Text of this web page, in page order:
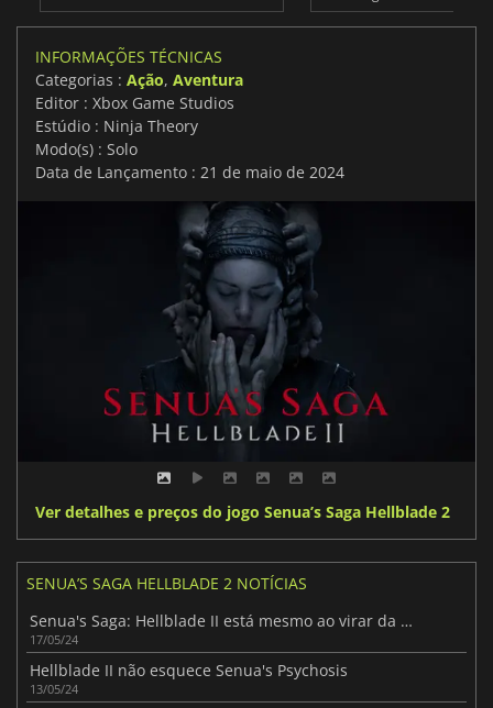
INFORMAÇÕES TÉCNICAS
Categorias : Ação, Aventura
Editor : Xbox Game Studios
Estúdio : Ninja Theory
Modo(s) : Solo
Data de Lançamento : 21 de maio de 2024
Ver detalhes e preços do jogo Senua’s Saga Hellblade 2
SENUA’S SAGA HELLBLADE 2 NOTÍCIAS
Senua's Saga: Hellblade II está mesmo ao virar da esquina
17/05/24
Hellblade II não esquece Senua's Psychosis
13/05/24